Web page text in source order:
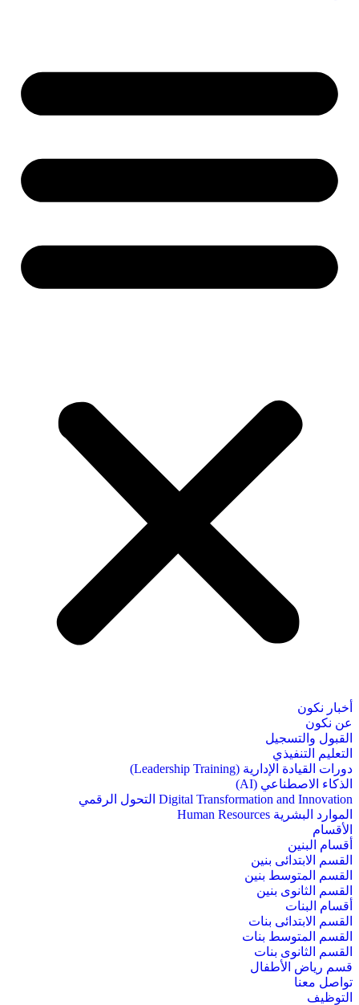
أخبار نكون
عن نكون
القبول والتسجيل
التعليم التنفيذي
دورات القيادة الإدارية (Leadership Training)
الذكاء الاصطناعي (AI)
Digital Transformation and Innovation التحول الرقمي
الموارد البشرية Human Resources
الأقسام
أقسام البنين
القسم الابتدائى بنين
القسم المتوسط بنين
القسم الثانوى بنين
أقسام البنات
القسم الابتدائى بنات
القسم المتوسط بنات
القسم الثانوى بنات
قسم رياض الأطفال
تواصل معنا
التوظيف